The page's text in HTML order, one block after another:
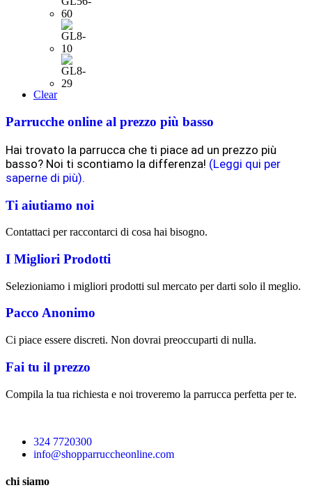
Clear
Parrucche online al prezzo più basso
Hai trovato la parrucca che ti piace ad un prezzo più
basso? Noi ti scontiamo la differenza! (Leggi qui per
saperne di più).
Ti aiutiamo noi
Contattaci per raccontarci di cosa hai bisogno.
I Migliori Prodotti
Selezioniamo i migliori prodotti sul mercato per darti solo il meglio.
Pacco Anonimo
Ci piace essere discreti. Non dovrai preoccuparti di nulla.
Fai tu il prezzo
Compila la tua richiesta e noi troveremo la parrucca perfetta per te.
324 7720300
info@shopparruccheonline.com
chi siamo